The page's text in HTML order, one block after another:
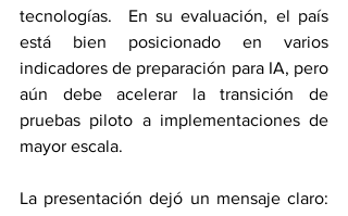
tecnologías.  En su evaluación, el país
está bien posicionado en varios
indicadores de preparación para IA, pero
aún debe acelerar la transición de
pruebas piloto a implementaciones de
mayor escala.
La presentación dejó un mensaje claro: